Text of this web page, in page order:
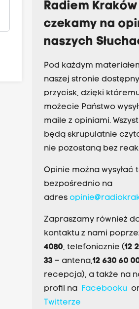
Radiem Kraków
czekamy na
naszych
Pod każdym
naszej stronie
przycisk, dzięki
możecie Państwo
maile z opiniami.
będą skrupulatnie
nie pozostaną bez
Opinie można wysyłać
bezpośrednio na
adres
Zapraszamy również
kontaktu z nami
4080, telefonicznie (12
33– antena,12 630 60
recepcja), a także na
profil na Facebooku
Twitterze